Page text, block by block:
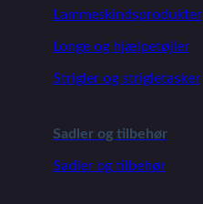
Lammeskindsprodukter
Longe og hjælpetøjler
Strigler og strigletasker
Sadler og tilbehør
Sadler og tilbehør